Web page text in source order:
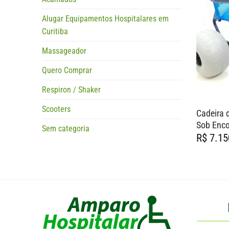
Alugar Equipamentos Hospitalares em
Curitiba
Massageador
Quero Comprar
Respiron / Shaker
Scooters
Sem categoria
Cadeira
Sob
R$